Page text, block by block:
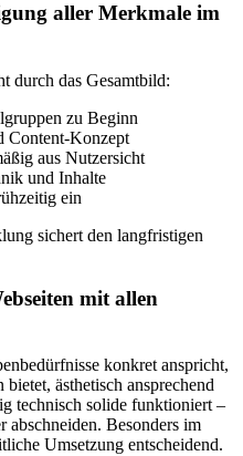
aller Merkmale im
durch das Gesamtbild:
zu Beginn
Content-Konzept
aus Nutzersicht
und Inhalte
ein
sichert den langfristigen
mit allen
konkret anspricht,
ästhetisch ansprechend
technisch solide funktioniert –
abschneiden. Besonders im
Umsetzung entscheidend.